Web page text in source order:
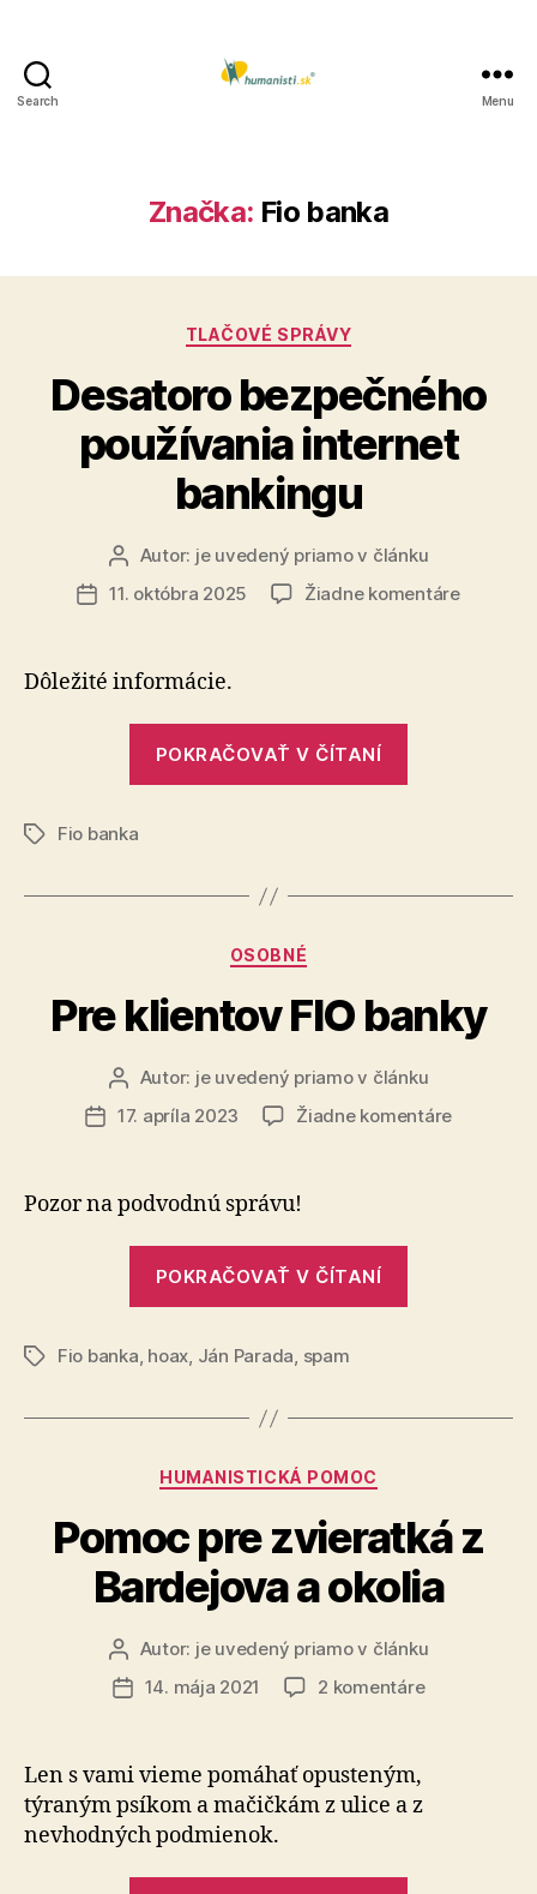
Search Menu
Značka: Fio banka
Kategórie
TLAČOVÉ SPRÁVY
Desatoro bezpečného
používania internet
bankingu
Autor
článku
Autor: je uvedený priamo v článku
Dátum
11. októbra 2025 Žiadne komentárena
Dôležité informácie.
POKRAČOVAŤ V ČÍTANÍ
ZnačkyFio banka
Kategórie
OSOBNÉ
Pre klientov FIO banky
Autor
článku
Autor: je uvedený priamo v článku
Dátum
17. apríla 2023 Žiadne komentárena
Pozor na podvodnú správu!
POKRAČOVAŤ V ČÍTANÍ
ZnačkyFio banka, hoax, Ján Parada, spam
Kategórie
HUMANISTICKÁ POMOC
Pomoc pre zvieratká z
Bardejova a okolia
Autor
článku
Autor: je uvedený priamo v článku
Dátum
14. mája 2021 2 komentárena
Len s vami vieme pomáhať opusteným,
týraným psíkom a mačičkám z ulice a z
nevhodných podmienok.